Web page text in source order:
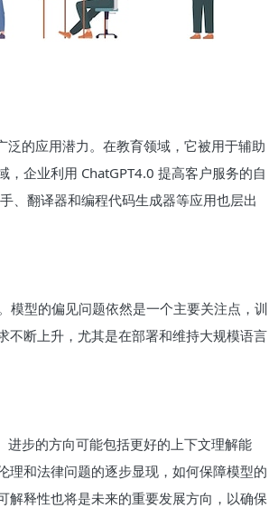
的应用潜力。在教育领域，它被用于辅助
企业利用 ChatGPT4.0 提高客户服务的自
、翻译器和编程代码生成器等应用也层出
模型的偏见问题依然是一个主要关注点，训
不断上升，尤其是在部署和维持大规模语言
进步的方向可能包括更好的上下文理解能
理和法律问题的逐步显现，如何保障模型的
解释性也将是未来的重要发展方向，以确保